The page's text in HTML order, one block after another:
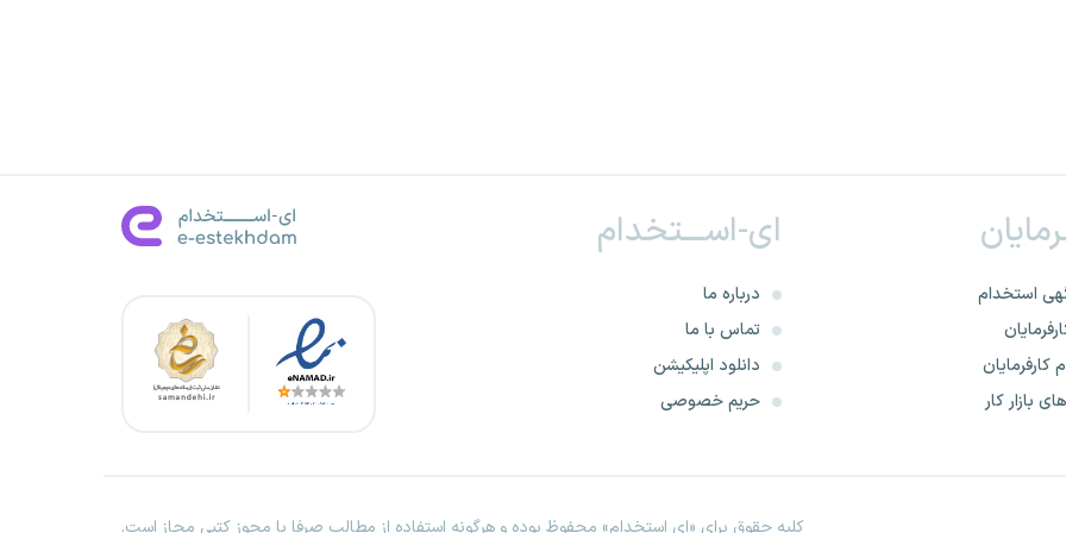
استخدام
کارفرمایان
بازار کار
ای-اســـتخدام
درباره ما
تماس با ما
دانلود اپلیکیشن
حریم خصوصی
کلیه حقوق برای «ای استخدام» محفوظ بوده و هرگونه استفاده از مطالب صرفا با مجوز کتبی مجاز است.